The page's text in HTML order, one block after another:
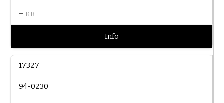
– KR
Info
17327
94-0230